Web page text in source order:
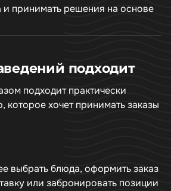
принимать решения на основе
подходит
подходит практически
хочет принимать заказы
выбрать блюда, оформить заказ
или забронировать позиции